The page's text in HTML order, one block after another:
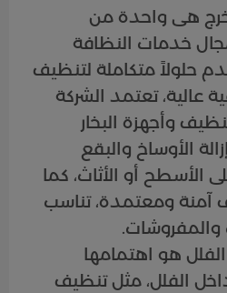
هى واحدة من
خدمات النظافة
حلولاً متكاملة لتنظيف
عالية، تعتمد الشركة
وأجهزة البخار
الأوساخ والبقع
الأسطح أو الأثاث، كما
آمنة ومعتمدة، تناسب
والمفروشات.
هو اهتمامها
الفلل، مثل تنظيف